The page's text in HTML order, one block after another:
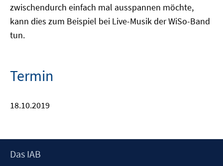
zwischendurch einfach mal ausspannen möchte,
kann dies zum Beispiel bei Live-Musik der WiSo-Band
tun.
Termin
18.10.2019
Footer
Das IAB